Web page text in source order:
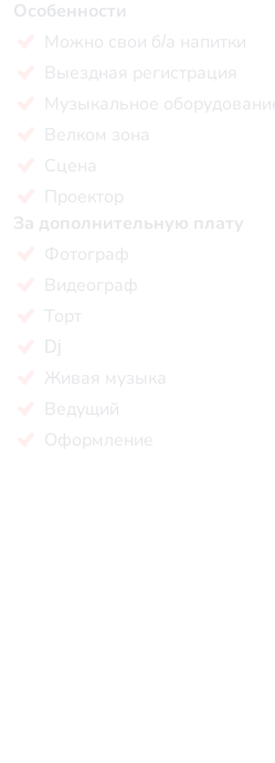
Особенности
Можно свои б/а напитки
Выездная регистрация
Музыкальное оборудование
Велком зона
Сцена
Проектор
За дополнительную плату
Фотограф
Видеограф
Торт
Dj
Живая музыка
Ведущий
Оформление